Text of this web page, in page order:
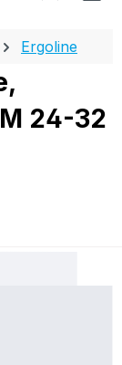
Ergoline
24-32